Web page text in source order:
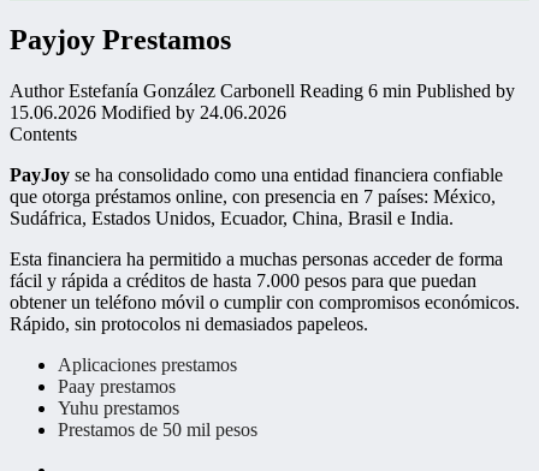
Payjoy Prestamos
Author Estefanía González Carbonell Reading 6 min Published by
15.06.2026 Modified by 24.06.2026
Contents
PayJoy se ha consolidado como una entidad financiera confiable
que otorga préstamos online, con presencia en 7 países: México,
Sudáfrica, Estados Unidos, Ecuador, China, Brasil e India.
Esta financiera ha permitido a muchas personas acceder de forma
fácil y rápida a créditos de hasta 7.000 pesos para que puedan
obtener un teléfono móvil o cumplir con compromisos económicos.
Rápido, sin protocolos ni demasiados papeleos.
Aplicaciones prestamos
Paay prestamos
Yuhu prestamos
Prestamos de 50 mil pesos